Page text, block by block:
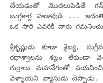
చేయడంతో మొదలుపెడితే
బుగ్గకార్ల హడావుడి ...
ఒక సారి ఎవరికి వారు
శ్రీకృష్ణుడు కూడా శైబ్య,
రథాశ్వాలను శబ్దం లేకుండా
గుర్రాలు మహావేగంతో
వెళ్ళాయని వ్యాసుడు చెప్పాడు.